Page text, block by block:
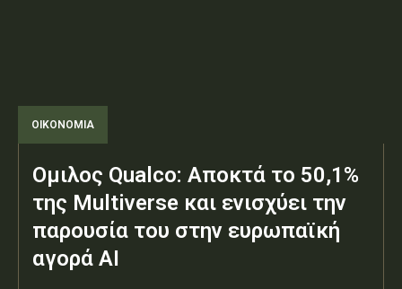
ΟΙΚΟΝΟΜΙΑ
Ομιλος Qualco: Αποκτά το 50,1%
της Multiverse και ενισχύει την
παρουσία του στην ευρωπαϊκή
αγορά ΑΙ